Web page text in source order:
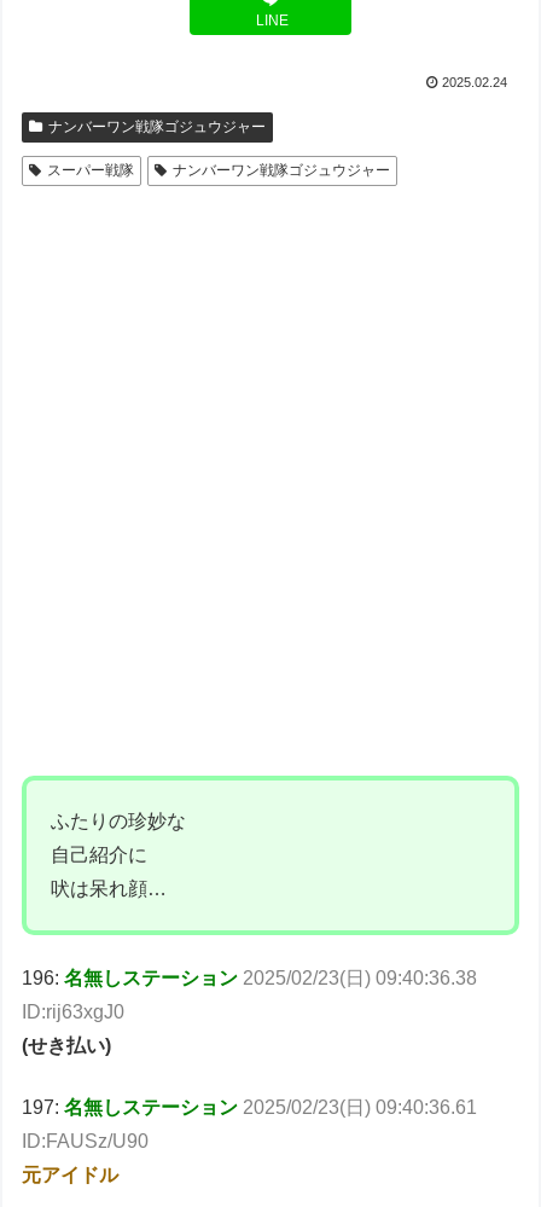
LINE
2025.02.24
ナンバーワン戦隊ゴジュウジャー
スーパー戦隊 ナンバーワン戦隊ゴジュウジャー
ふたりの珍妙な
自己紹介に
吠は呆れ顔…
196:名無しステーション 2025/02/23(日) 09:40:36.38
ID:rij63xgJ0
(せき払い)
197:名無しステーション 2025/02/23(日) 09:40:36.61
ID:FAUSz/U90
元アイドル